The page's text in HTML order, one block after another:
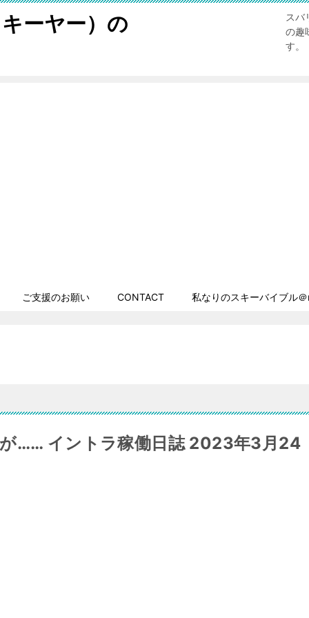
ーヤー）の
スバ
の趣
す。
ご支援のお願い CONTACT 私なりのスキーバイブル
…… イントラ稼働日誌 2023年3月24